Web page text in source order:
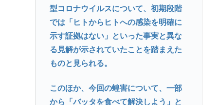
型コロナウイルスについて、初期段階
では「ヒトからヒトへの感染を明確に
示す証拠はない」といった事実と異な
る見解が示されていたことを踏まえた
ものと見られる。
このほか、今回の蝗害について、一部
から「バッタを食べて解決しよう」と